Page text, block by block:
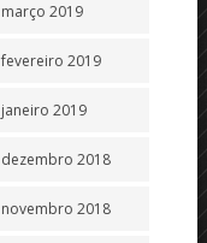
março 2019
fevereiro 2019
janeiro 2019
dezembro 2018
novembro 2018